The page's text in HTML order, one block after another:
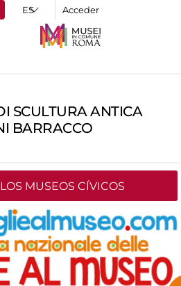
Acceder
SCULTURA ANTICA
BARRACCO
MUSEOS CÍVICOS